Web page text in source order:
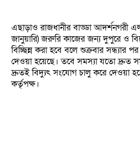
এছাড়াও রাজধানীর বাড্ডা আদর্শনগরী
জানুয়ারি) জরুরি কাজের জন্য দুপুরে ও
বিচ্ছিন্ন করা হবে বলে শুক্রবার সন্ধ্যার
দেওয়া হয়েছে। তবে সমস্যা যতো দ্রুত
দ্রুতই বিদ্যুৎ সংযোগ চালু করে দেওয়া
কর্তৃপক্ষ।